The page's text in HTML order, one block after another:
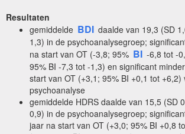
Resultaten
gemiddelde BDI daalde van 19,3 (SD
1,3) in de psychoanalysegroep;
na start van OT (-3,8; 95% BI -6,8 tot -
95% BI -7,3 tot -1,3) en significant
start van OT (+3,1; 95% BI +0,1 tot +6,2)
psychoanalyse
gemiddelde HDRS daalde van 15,5 (SD
0,9) in de psychoanalysegroep;
jaar na start van OT (+3,0; 95% BI +0,8